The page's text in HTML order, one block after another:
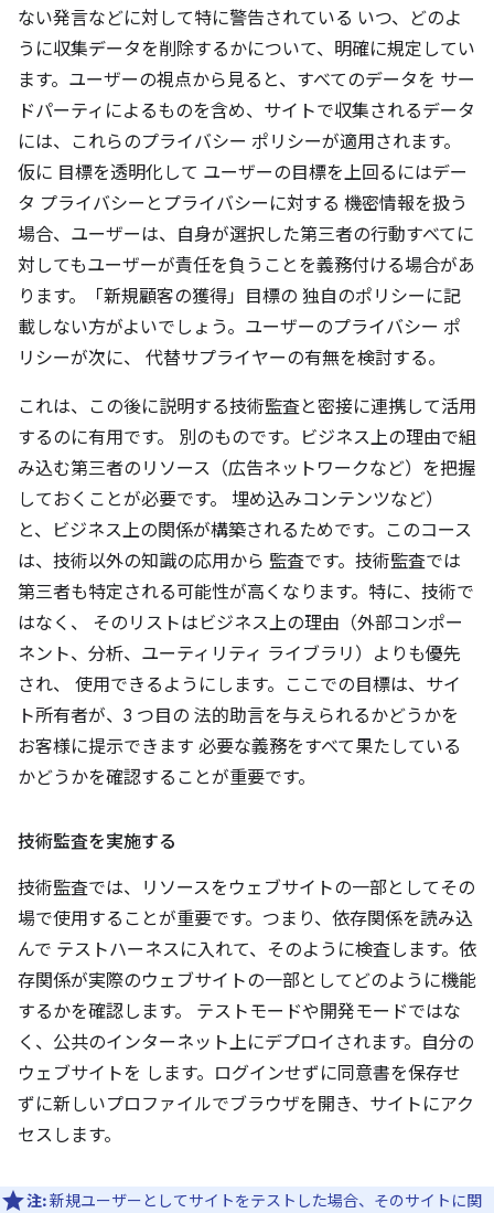
ない発言などに対して特に警告されている いつ、どのよ
うに収集データを削除するかについて、明確に規定してい
ます。ユーザーの視点から見ると、すべてのデータを サー
ドパーティによるものを含め、サイトで収集されるデータ
には、これらのプライバシー ポリシーが適用されます。
仮に 目標を透明化して ユーザーの目標を上回るにはデー
タ プライバシーとプライバシーに対する 機密情報を扱う
場合、ユーザーは、自身が選択した第三者の行動すべてに
対してもユーザーが責任を負うことを義務付ける場合があ
ります。「新規顧客の獲得」目標の 独自のポリシーに記
載しない方がよいでしょう。ユーザーのプライバシー ポ
リシーが次に、 代替サプライヤーの有無を検討する。
これは、この後に説明する技術監査と密接に連携して活用
するのに有用です。 別のものです。ビジネス上の理由で組
み込む第三者のリソース（広告ネットワークなど）を把握
しておくことが必要です。 埋め込みコンテンツなど）
と、ビジネス上の関係が構築されるためです。このコース
は、技術以外の知識の応用から 監査です。技術監査では
第三者も特定される可能性が高くなります。特に、技術で
はなく、 そのリストはビジネス上の理由（外部コンポー
ネント、分析、ユーティリティ ライブラリ）よりも優先
され、 使用できるようにします。ここでの目標は、サイ
ト所有者が、3 つ目の 法的助言を与えられるかどうかを
お客様に提示できます 必要な義務をすべて果たしている
かどうかを確認することが重要です。
技術監査を実施する
技術監査では、リソースをウェブサイトの一部としてその
場で使用することが重要です。つまり、依存関係を読み込
んで テストハーネスに入れて、そのように検査します。依
存関係が実際のウェブサイトの一部としてどのように機能
するかを確認します。 テストモードや開発モードではな
く、公共のインターネット上にデプロイされます。自分の
ウェブサイトを します。ログインせずに同意書を保存せ
ずに新しいプロファイルでブラウザを開き、サイトにアク
セスします。
注:新規ユーザーとしてサイトをテストした場合、そのサイトに関